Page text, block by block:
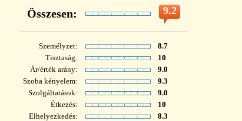
Összesen: 9.2
Személyzet:
8.7
Tisztaság:
10
Ár/érték arány:
9.0
Szoba kényelem:
9.3
Szolgáltatások:
9.0
Étkezés:
10
Elhelyezkedés:
8.3